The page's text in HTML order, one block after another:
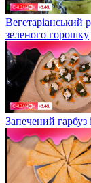
Вегетаріанський
зеленого горошку
Запечений гарбуз